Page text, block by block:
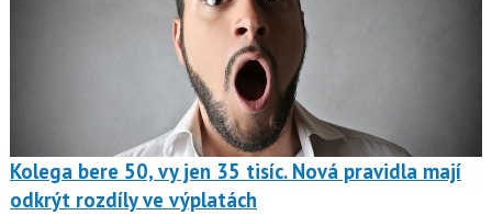
Kolega bere 50, vy jen 35 tisíc. Nová pravidla mají
odkrýt rozdíly ve výplatách